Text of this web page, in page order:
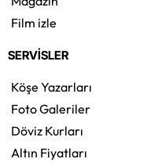
Film izle
SERVİSLER
Köşe Yazarları
Foto Galeriler
Döviz Kurları
Altın Fiyatları